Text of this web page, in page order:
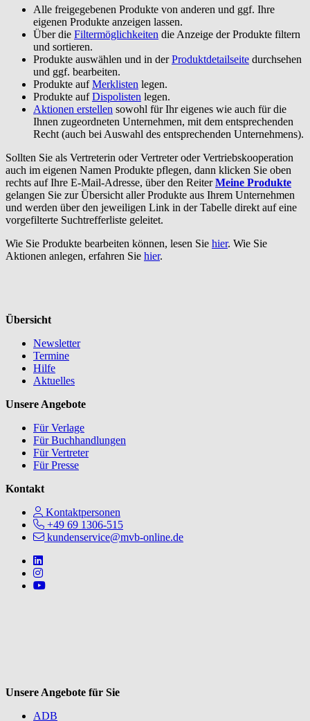
Alle freigegebenen Produkte von anderen und ggf. Ihre
eigenen Produkte anzeigen lassen.
Über die Filtermöglichkeiten die Anzeige der Produkte filtern
und sortieren.
Produkte auswählen und in derProduktdetailseite durchsehen
und ggf. bearbeiten.
Produkte aufMerklisten legen.
Produkte aufDispolisten legen.
Aktionen erstellen sowohl für Ihr eigenes wie auch für die
Ihnen zugeordneten Unternehmen, mit dem entsprechenden
Recht (auch bei Auswahl des entsprechenden Unternehmens).
Sollten Sie als Vertreterin oder Vertreter oder Vertriebskooperation
auch im eigenen Namen Produkte pflegen, dann klicken Sie oben
rechts auf Ihre E-Mail-Adresse, über den ReiterMeine Produkte
gelangen Sie zur Übersicht aller Produkte aus Ihrem Unternehmen
und werden über den jeweiligen Link in der Tabelle direkt auf eine
vorgefilterte Suchtrefferliste geleitet.
Wie Sie Produkte bearbeiten können, lesen Sie hier. Wie Sie
Aktionen anlegen, erfahren Sie hier.
Übersicht
Newsletter
Termine
Hilfe
Aktuelles
Unsere Angebote
Für Verlage
Für Buchhandlungen
Für Vertreter
Für Presse
Kontakt
Kontaktpersonen
+49 69 1306-515
kundenservice@mvb-online.de
Follow us on https://www.linkedin.com/company/mvbbooks
Follow us on https://www.instagram.com/lifeatmvb/
Follow us on https://www.youtube.com/@mvbbooks
Unsere Angebote für Sie
ADB